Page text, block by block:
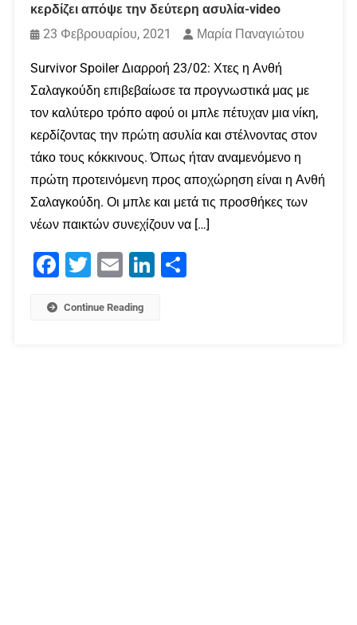
κερδίζει απόψε την δεύτερη ασυλία-video
23 Φεβρουαρίου, 2021
Μαρία Παναγιώτου
Survivor Spoiler Διαρροή 23/02: Χτες η Ανθή
Σαλαγκούδη επιβεβαίωσε τα προγνωστικά μας με
τον καλύτερο τρόπο αφού οι μπλε πέτυχαν μια νίκη,
κερδίζοντας την πρώτη ασυλία και στέλνοντας στον
τάκο τους κόκκινους. Όπως ήταν αναμενόμενο η
πρώτη προτεινόμενη προς αποχώρηση είναι η Ανθή
Σαλαγκούδη. Οι μπλε και μετά τις προσθήκες των
νέων παικτών συνεχίζουν να […]
Facebook
Twitter Email LinkedIn
Continue Reading